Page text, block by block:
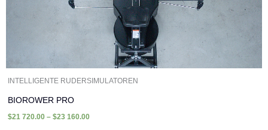
INTELLIGENTE RUDERSIMULATOREN
BIOROWER PRO
$21 720.00– $23 160.00
auf.
Die
Optionen
können
auf
der